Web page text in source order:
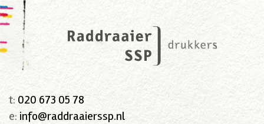
t: 020 673 05 78
e: info@raddraaierssp.nl